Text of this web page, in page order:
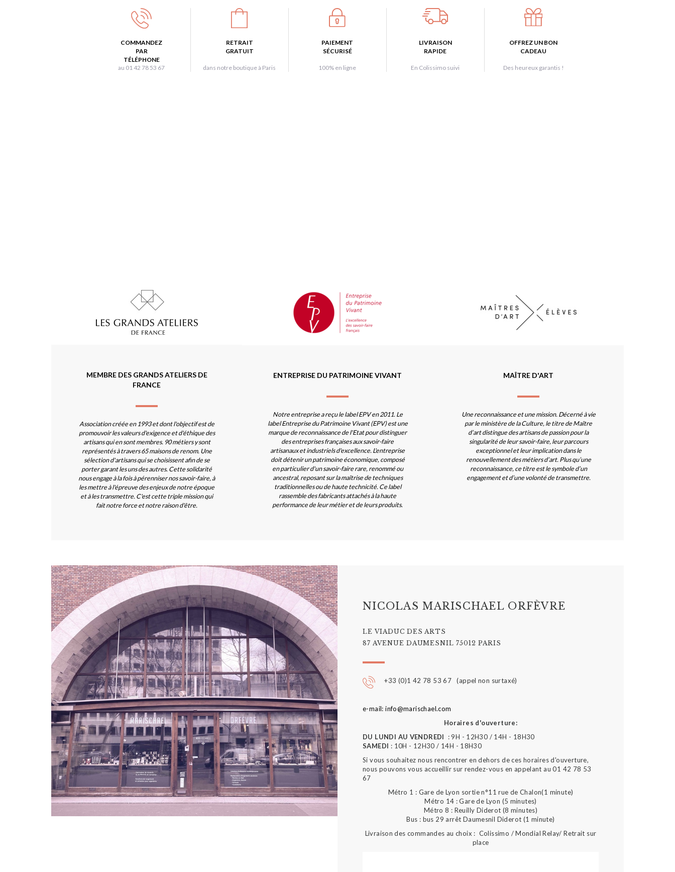
COMMANDEZ
PAR
TÉLÉPHONE
au 01 42 78 53 67
RETRAIT
GRATUIT
dans notre boutique à Paris
PAIEMENT
SÉCURISÉ
100% en ligne
LIVRAISON
RAPIDE
En Colissimo suivi
OFFREZ UN BON
CADEAU
Des heureux garantis !
MEMBRE DES GRANDS ATELIERS DE
FRANCE
Association créée en 1993 et dont l'objectif est de
promouvoir les valeurs d'exigence et d'éthique des
artisans qui en sont membres. 90 métiers y sont
représentés à travers 65 maisons de renom. Une
sélection d'artisans qui se choisissent afin de se
porter garant les uns des autres. Cette solidarité
nous engage à la fois à pérenniser nos savoir-faire, à
les mettre à l'épreuve des enjeux de notre époque
et à les transmettre. C'est cette triple mission qui
fait notre force et notre raison d'être.
ENTREPRISE DU PATRIMOINE VIVANT
Notre entreprise a reçu le label EPV en 2011. Le
label Entreprise du Patrimoine Vivant (EPV) est une
marque de reconnaissance de l'Etat pour distinguer
des entreprises françaises aux savoir-faire
artisanaux et industriels d'excellence. L'entreprise
doit détenir un patrimoine économique, composé
en particulier d'un savoir-faire rare, renommé ou
ancestral, reposant sur la maîtrise de techniques
traditionnelles ou de haute technicité. Ce label
rassemble des fabricants attachés à la haute
performance de leur métier et de leurs produits.
MAÎTRE D'ART
Une reconnaissance et une mission. Décerné à vie
par le ministère de la Culture, le titre de Maître
d’art distingue des artisans de passion pour la
singularité de leur savoir-faire, leur parcours
exceptionnel et leur implication dans le
renouvellement des métiers d’art. Plus qu’une
reconnaissance, ce titre est le symbole d’un
engagement et d’une volonté de transmettre.
NICOLAS MARISCHAEL ORFÈVRE
LE VIADUC DES ARTS
87 AVENUE DAUMESNIL 75012 PARIS
+33 (0)1 42 78 53 67 (appel non surtaxé)
e-mail: info@marischael.com
Horaires d'ouverture:
DU LUNDI AU VENDREDI
: 9H - 12H30 / 14H - 18H30
SAMEDI : 10H - 12H30 / 14H - 18H30
Si vous souhaitez nous rencontrer en dehors de ces horaires d'ouverture,
nous pouvons vous accueillir sur rendez-vous en appelant au 01 42 78 53
67
Métro 1 : Gare de Lyon sortie n°11 rue de Chalon(1 minute)
Métro 14 : Gare de Lyon (5 minutes)
Métro 8 : Reuilly Diderot (8 minutes)
Bus : bus 29 arrêt Daumesnil Diderot (1 minute)
Livraison des commandes au choix : Colissimo / Mondial Relay/ Retrait sur
place